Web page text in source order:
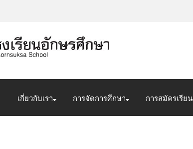
เกี่ยวกับเรา การจัดการศึกษา การสมัครเรียน